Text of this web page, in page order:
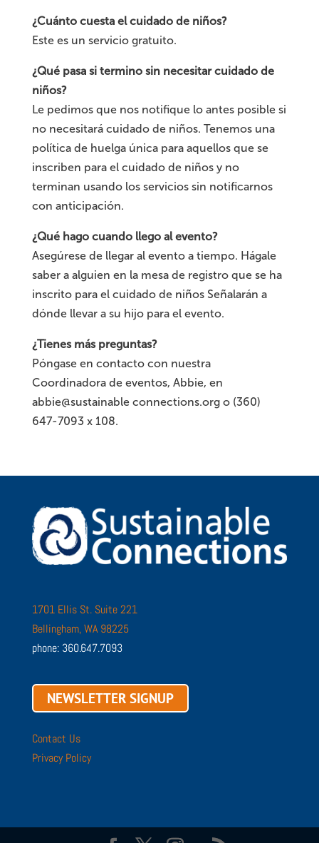
¿Cuánto cuesta el cuidado de niños?
Este es un servicio gratuito.
¿Qué pasa si termino sin necesitar cuidado de
niños?
Le pedimos que nos notifique lo antes posible si
no necesitará cuidado de niños. Tenemos una
política de huelga única para aquellos que se
inscriben para el cuidado de niños y no
terminan usando los servicios sin notificarnos
con anticipación.
¿Qué hago cuando llego al evento?
Asegúrese de llegar al evento a tiempo. Hágale
saber a alguien en la mesa de registro que se ha
inscrito para el cuidado de niños Señalarán a
dónde llevar a su hijo para el evento.
¿Tienes más preguntas?
Póngase en contacto con nuestra
Coordinadora de eventos, Abbie, en
abbie@sustainable connections.org o (360)
647-7093 x 108.
1701 Ellis St. Suite 221
Bellingham, WA 98225
phone: 360.647.7093
NEWSLETTER SIGNUP
Contact Us
Privacy Policy